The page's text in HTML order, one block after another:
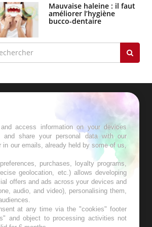
Mauvaise haleine : il faut
améliorer l’hygiène
bucco-dentaire
access information on your devices
share your personal data with our
our emails, already held by some of us,
purchases, loyalty programs,
geolocation, etc.) allows developing
offers and ads across your devices and
audio, and video), personalising them,
at any time via the "cookies" footer
and object to processing activities not